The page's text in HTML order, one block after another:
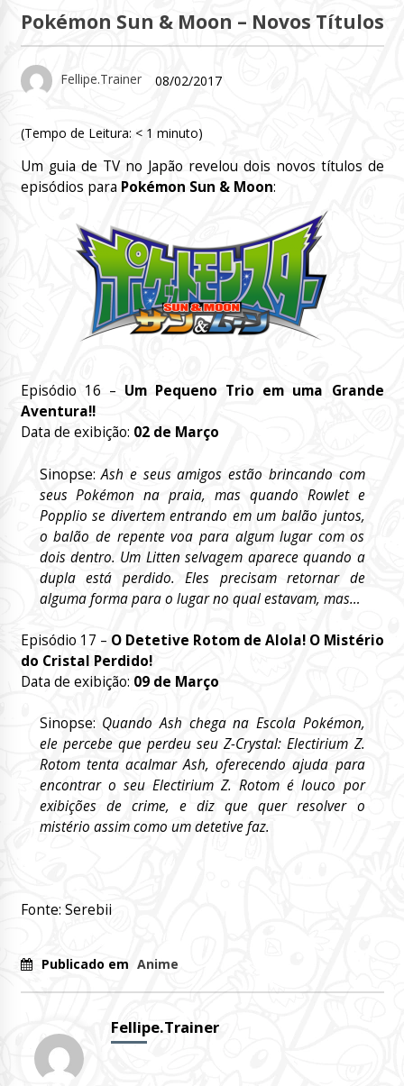
Pokémon Sun & Moon – Novos Títulos
Fellipe.Trainer 08/02/2017
(Tempo de Leitura: < 1 minuto)
Um guia de TV no Japão revelou dois novos títulos de
episódios paraPokémon Sun & Moon:
Episódio 16 – Um Pequeno Trio em uma Grande
Aventura!!
Data de exibição: 02 de Março
Sinopse:Ash e seus amigos estão brincando com
seus Pokémon na praia, mas quando Rowlet e
Popplio se divertem entrando em um balão juntos,
o balão de repente voa para algum lugar com os
dois dentro. Um Litten selvagem aparece quando a
dupla está perdido. Eles precisam retornar de
alguma forma para o lugar no qual estavam, mas…
Episódio 17 – O Detetive Rotom de Alola! O Mistério
do Cristal Perdido!
Data de exibição: 09 de Março
Sinopse: Quando Ash chega na Escola Pokémon,
ele percebe que perdeu seu Z-Crystal: Electirium Z.
Rotom tenta acalmar Ash, oferecendo ajuda para
encontrar o seu Electirium Z. Rotom é louco por
exibições de crime, e diz que quer resolver o
mistério assim como um detetive faz.
Fonte: Serebii
Publicado em Anime
Fellipe.Trainer